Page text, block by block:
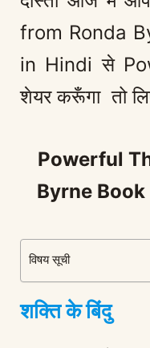
from Ronda
in Hindi से
शेयर करूँगा तो
Powerful
Byrne
विषय सूची
शक्ति के बिंदु